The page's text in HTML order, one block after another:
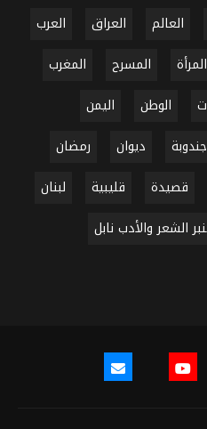
العالم العراق
العرب
المرأة المسرح
المغرب
الوطن
اليمن
جندوبة ديوان
رمضان
قصيدة قليبية
لبنان
الشعر والأدب نابل